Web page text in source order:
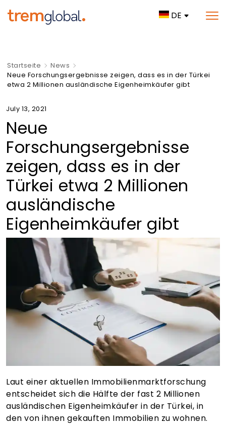
DE
Startseite
News
Neue Forschungsergebnisse zeigen, dass es in der Türkei
etwa 2 Millionen ausländische Eigenheimkäufer gibt
July 13, 2021
Neue
Forschungsergebnisse
zeigen, dass es in der
Türkei etwa 2 Millionen
ausländische
Eigenheimkäufer gibt
Laut einer aktuellen Immobilienmarktforschung
entscheidet sich die Hälfte der fast 2 Millionen
ausländischen Eigenheimkäufer in der Türkei, in
den von ihnen gekauften Immobilien zu wohnen.